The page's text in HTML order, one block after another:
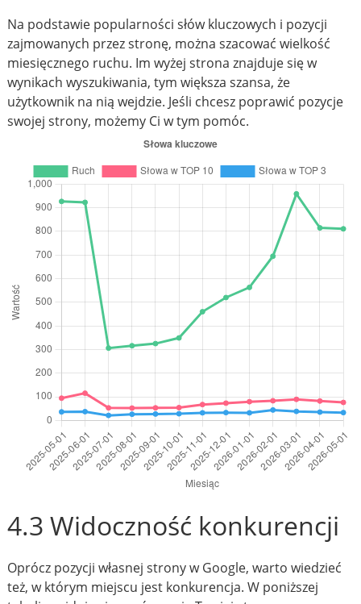
Na podstawie popularności słów kluczowych i pozycji
zajmowanych przez stronę, można szacować wielkość
miesięcznego ruchu. Im wyżej strona znajduje się w
wynikach wyszukiwania, tym większa szansa, że
użytkownik na nią wejdzie. Jeśli chcesz poprawić pozycje
swojej strony, możemy Ci w tym pomóc.
4.3 Widoczność konkurencji
Oprócz pozycji własnej strony w Google, warto wiedzieć
też, w którym miejscu jest konkurencja. W poniższej